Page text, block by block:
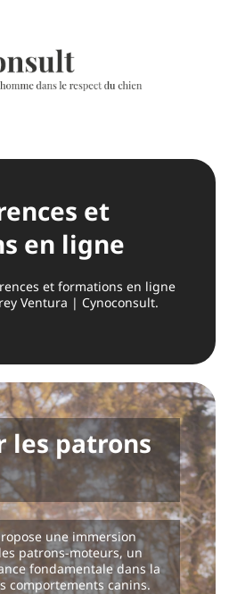
et
en ligne
et formations en ligne
Ventura | Cynoconsult.
les patrons
une immersion
patrons-moteurs, un
fondamentale dans la
comportements canins.